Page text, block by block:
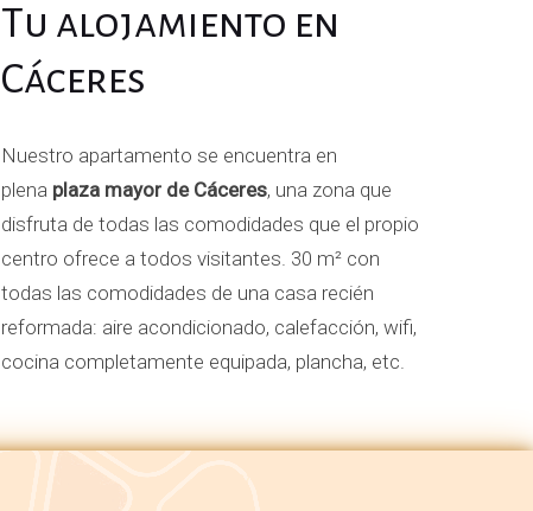
Tu alojamiento en
Cáceres
Nuestro apartamento se encuentra en
plena plaza mayor de Cáceres, una zona que
disfruta de todas las comodidades que el propio
centro ofrece a todos visitantes. 30 m² con
todas las comodidades de una casa recién
reformada: aire acondicionado, calefacción, wifi,
cocina completamente equipada, plancha, etc.